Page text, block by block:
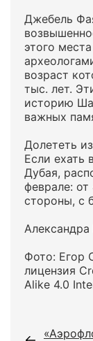
Джебель
этого
возраст
тыс. лет.
историю
важных
Долететь
Если ехать
Дубая,
феврале:
стороны, с
Фото: Егор
лицензия
Alike 4.0